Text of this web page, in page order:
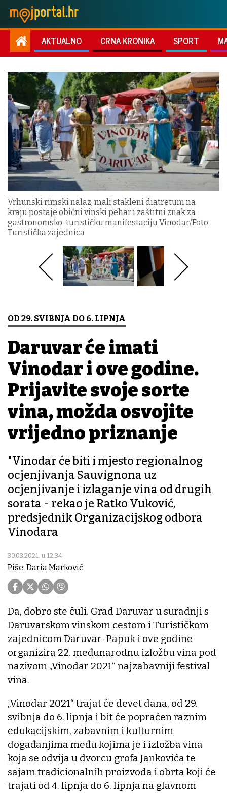
AKTUALNO CRNA KRONIKA SPORT
Vrhunski rimski nalaz, mali stakleni diatretum na
kraju postaje obični vinski pehar i zaštitni znak za
gastronomsko-turističku manifestaciju Vinodar/Foto:
Turistička zajednica
OD 29. SVIBNJA DO 6. LIPNJA
Daruvar će imati
Vinodar i ove godine.
Prijavite svoje sorte
vina, možda osvojite
vrijedno priznanje
"Vinodar će biti i mjesto regionalnog
ocjenjivanja Sauvignona uz
ocjenjivanje i izlaganje vina od drugih
sorata - rekao je Ratko Vuković,
predsjednik Organizacijskog odbora
Vinodara
30.03.2021. u 12:34
Piše: Daria Marković
Da, dobro ste čuli. Grad Daruvar u suradnji s
Daruvarskom vinskom cestom i Turističkom
zajednicom Daruvar-Papuk i ove godine
organizira 22. međunarodnu izložbu vina pod
nazivom „Vinodar 2021“ najzabavniji festival
vina.
„Vinodar 2021“ trajat će devet dana, od 29.
svibnja do 6. lipnja i bit će popraćen raznim
edukacijskim, zabavnim i kulturnim
događanjima među kojima je i izložba vina
koja se odvija u dvorcu grofa Jankovića te
sajam tradicionalnih proizvoda i obrta koji će
trajati od 4. lipnja do 6. lipnja na glavnom